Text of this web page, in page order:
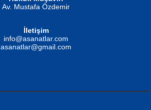
Av. Mustafa Özdemir
İletişim
info@asanatlar.com
asanatlar@gmail.com